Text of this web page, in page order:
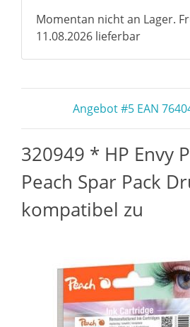
Momentan nicht an Lager.
11.08.2026 lieferbar
Angebot #5 EAN
320949 * HP Envy
Peach Spar Pack
kompatibel zu